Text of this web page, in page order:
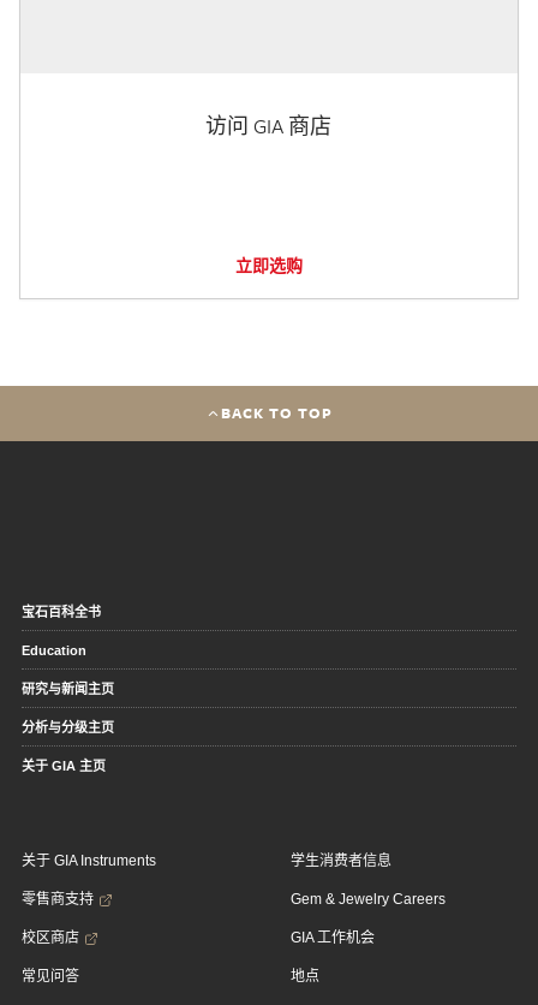
访问 GIA 商店
立即选购
BACK TO TOP
宝石百科全书
Education
研究与新闻主页
分析与分级主页
关于 GIA 主页
关于 GIA Instruments
零售商支持
校区商店
常见问答
学生消费者信息
Gem & Jewelry Careers
GIA 工作机会
地点